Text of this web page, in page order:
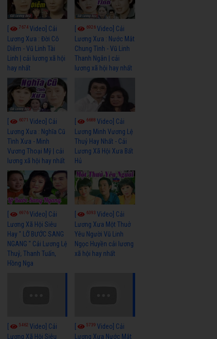
7674Video] Cải
Lương Xưa : Đời Cô
Diễm - Vũ Linh Tài
Linh | cải lương xã hội
hay nhất
6926Video] Cải
Lương Xưa : Nước Mắt
Chung Tình - Vũ Linh
Thanh Ngân | cải
lương xã hội hay nhất
6071 Video] Cải
Lương Xưa : Nghĩa Cũ
Tình Xưa - Minh
Vương Thoại Mỹ | cải
lương xã hội hay nhất
6688Video] Cải
Lương Minh Vương Lệ
Thuỷ Hay Nhất - Cải
Lương Xã Hội Xưa Bất
Hủ
6976Video] Cải
Lương Xã Hội Siêu
Hay " LỠ BƯỚC SANG
NGANG " Cải Lương Lệ
Thuỷ, Thanh Tuấn,
Hồng Nga
6393Video] Cải
Lương Xưa Một Thuở
Yêu Người Vũ Linh
Ngọc Huyền cải lương
xã hội hay nhất
5462 Video] Cải
Lương Xã Hội Siêu
5739Video] Cải
Lương Xưa Nước Mắt